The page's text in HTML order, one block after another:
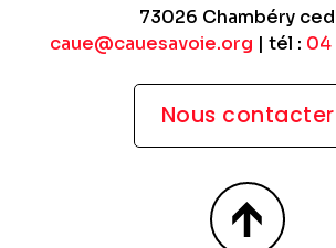
73026 Chambéry
caue@cauesavoie.org | tél : 04
Nous contacter